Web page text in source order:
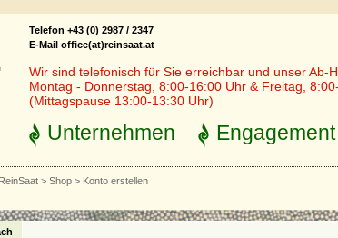
Telefon +43 (0) 2987 / 2347
E-Mail office(at)reinsaat.at
Wir sind telefonisch für Sie erreichbar und unser Ab-
Montag - Donnerstag, 8:00-16:00 Uhr & Freitag,
(Mittagspause 13:00-13:30 Uhr)
Unternehmen Engagement
ReinSaat > Shop > Konto erstellen